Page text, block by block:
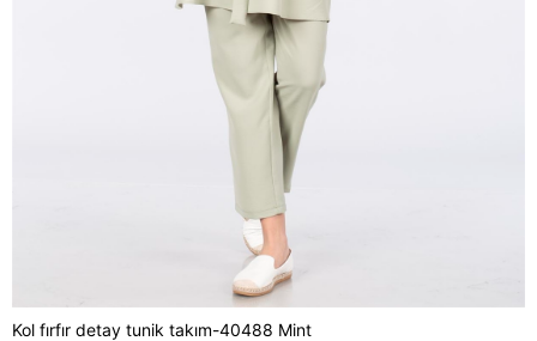
Kol fırfır detay tunik takım-40488 Mint